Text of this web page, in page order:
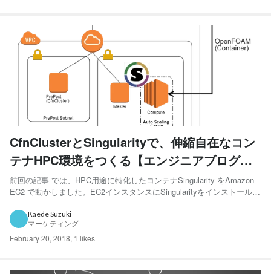
CfnClusterとSingularityで、伸縮自在なコン
テナHPC環境をつくる【エンジニアブログよ
り】
前回の記事 では、HPC用途に特化したコンテナSingularity をAmazon
EC2 で動かしました。EC2インスタンスにSingularityをインストール
みました。ただし前回使用した環境はEC2インスタンスを1台立てた...
Kaede Suzuki
マーケティング
February 20, 2018, 1 likes